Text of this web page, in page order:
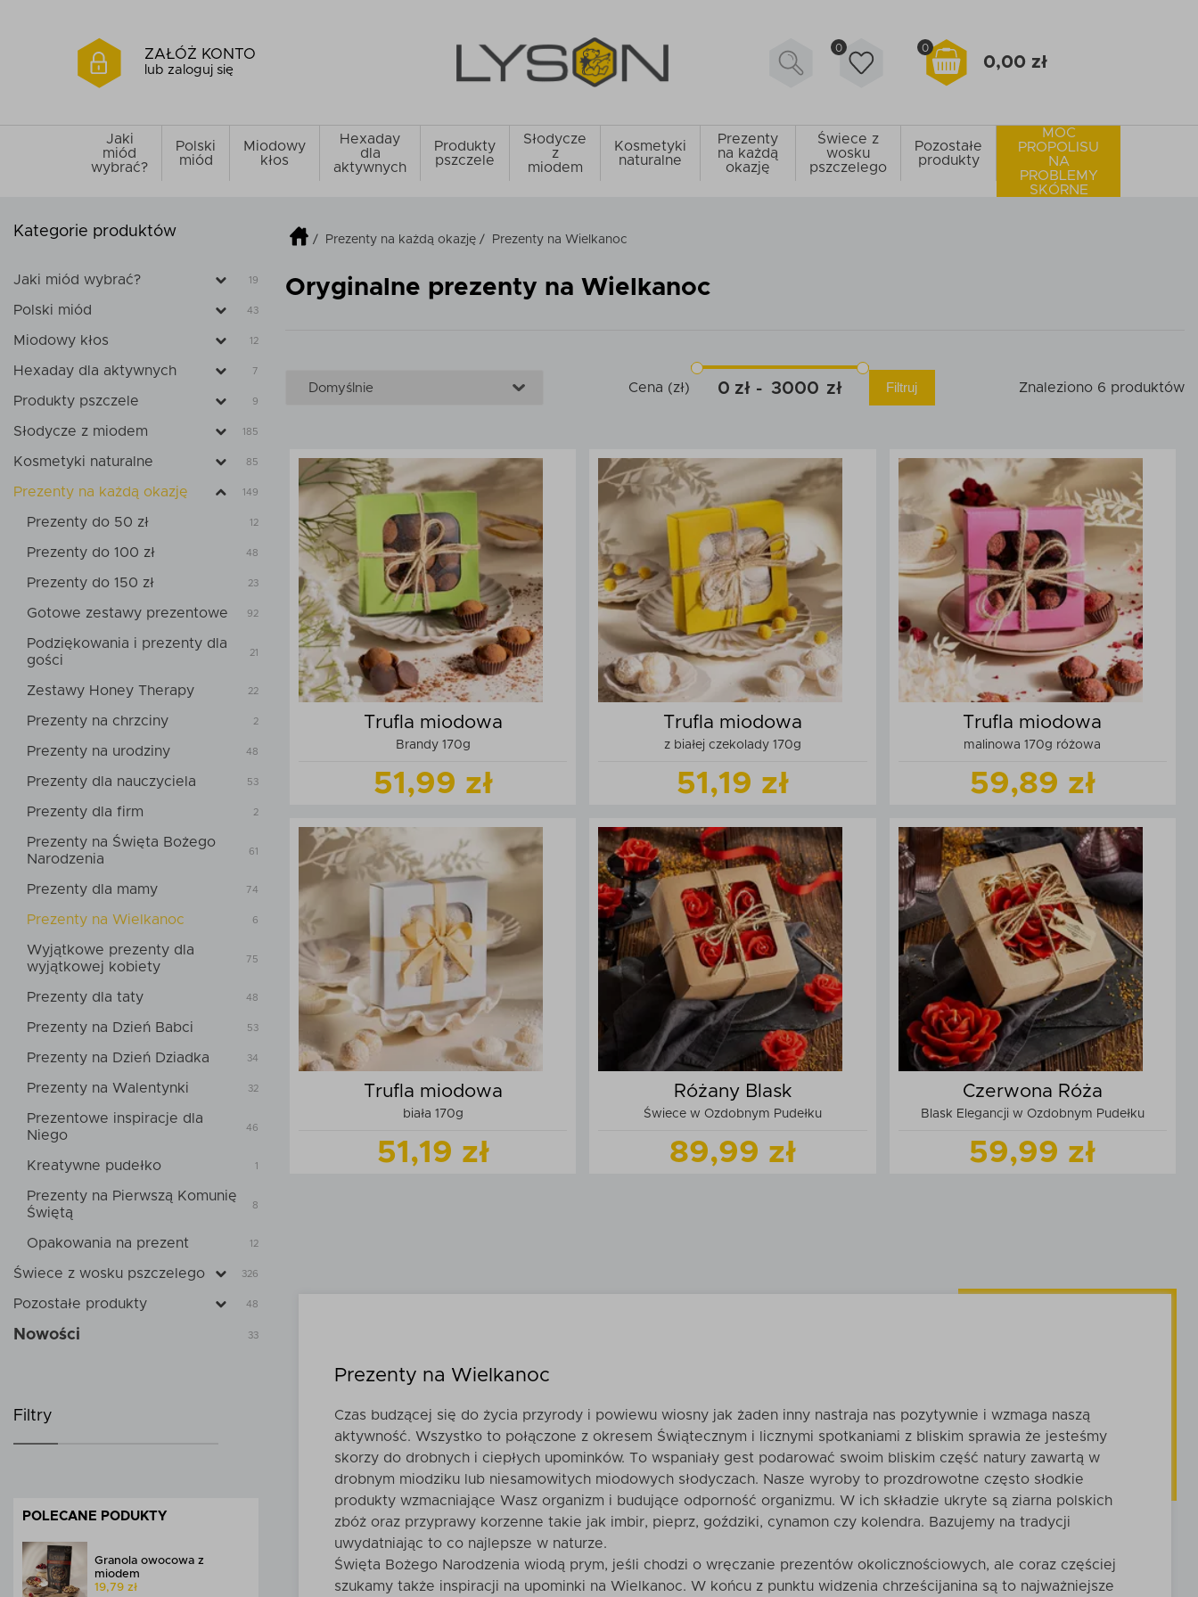
ZAŁÓŻ KONTO
lub zaloguj się
0 0
0,00 zł
Jaki
miód
wybrać?
Polski
miód
Miodowy
kłos
Hexaday
dla
aktywnych
Produkty
pszczele
Słodycze
z
miodem
Kosmetyki
naturalne
Prezenty
na każdą
okazję
Świece z
wosku
pszczelego
Pozostałe
produkty
MOC
PROPOLISU
NA
PROBLEMY
SKÓRNE
Kategorie produktów
Jaki miód wybrać? 19
Polski miód 43
Miodowy kłos 12
Hexaday dla aktywnych 7
Produkty pszczele 9
Słodycze z miodem 185
Kosmetyki naturalne 85
Prezenty na każdą okazję 149
Prezenty do 50 zł 12
Prezenty do 100 zł 48
Prezenty do 150 zł 23
Gotowe zestawy prezentowe 92
Podziękowania i prezenty dla
gości
21
Zestawy Honey Therapy 22
Prezenty na chrzciny 2
Prezenty na urodziny 48
Prezenty dla nauczyciela 53
Prezenty dla firm 2
Prezenty na Święta Bożego
Narodzenia
61
Prezenty dla mamy 74
Prezenty na Wielkanoc 6
Wyjątkowe prezenty dla
wyjątkowej kobiety
75
Prezenty dla taty 48
Prezenty na Dzień Babci 53
Prezenty na Dzień Dziadka 34
Prezenty na Walentynki 32
Prezentowe inspiracje dla
Niego
46
Kreatywne pudełko 1
Prezenty na Pierwszą Komunię
Świętą
8
Opakowania na prezent 12
Świece z wosku pszczelego 326
Pozostałe produkty 48
Nowości 33
Filtry
POLECANE PODUKTY
Granola owocowa z
miodem
19,79 zł
/ Prezenty na każdą okazję / Prezenty na Wielkanoc
Oryginalne prezenty na Wielkanoc
Cena (zł) 0 3000 Filtruj Znaleziono 6 produktów
Trufla miodowa
Brandy 170g
51,99 zł
produkt
Dodaj do koszyka
Trufla miodowa
z białej czekolady 170g
51,19 zł
Zobacz produkt
Dodaj do koszyka
Trufla miodowa
malinowa 170g różowa
59,89 zł
Zobaczprodukt
Dodaj do koszyka
Trufla miodowa
biała 170g
51,19 zł
Różany Blask
Świece w Ozdobnym Pudełku
89,99 zł
Czerwona Róża
Blask Elegancji w Ozdobnym Pudełku
59,99 zł
Prezenty na Wielkanoc
Czas budzącej się do życia przyrody i powiewu wiosny jak żaden inny nastraja nas pozytywnie i wzmaga naszą
aktywność. Wszystko to połączone z okresem Świątecznym i licznymi spotkaniami z bliskim sprawia że jesteśmy
skorzy do drobnych i ciepłych upominków. To wspaniały gest podarować swoim bliskim część natury zawartą w
drobnym miodziku lub niesamowitych miodowych słodyczach. Nasze wyroby to prozdrowotne często słodkie
produkty wzmacniające Wasz organizm i budujące odporność organizmu. W ich składzie ukryte są ziarna polskich
zbóż oraz przyprawy korzenne takie jak imbir, pieprz, goździki, cynamon czy kolendra. Bazujemy na tradycji
uwydatniając to co najlepsze w naturze.
Święta Bożego Narodzenia wiodą prym, jeśli chodzi o wręczanie prezentów okolicznościowych, ale coraz częściej
szukamy także inspiracji na upominki na Wielkanoc. W końcu z punktu widzenia chrześcijanina są to najważniejsze